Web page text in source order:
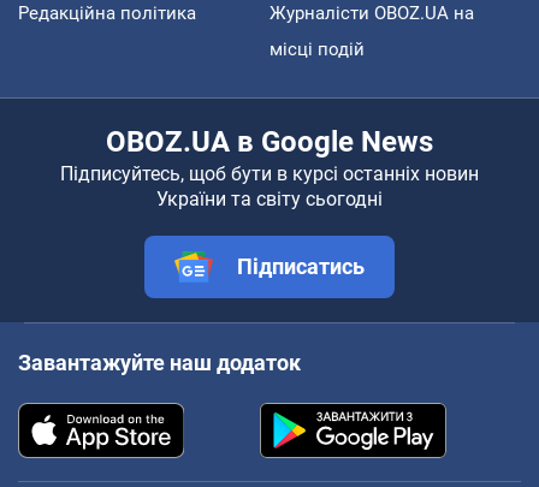
Редакційна політика
Журналісти OBOZ.UA на
місці подій
OBOZ.UA в Google News
Підписуйтесь, щоб бути в курсі останніх новин
України та світу сьогодні
Підписатись
Завантажуйте наш додаток